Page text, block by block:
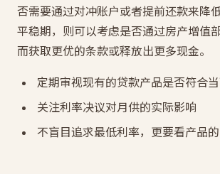
否需要通过对冲账户或者提前还款来降
平稳期，则可以考虑是否通过房产增值
而获取更优的条款或释放出更多现金。
定期审视现有的贷款产品是否符合
关注利率决议对月供的实际影响
不盲目追求最低利率，更要看产品